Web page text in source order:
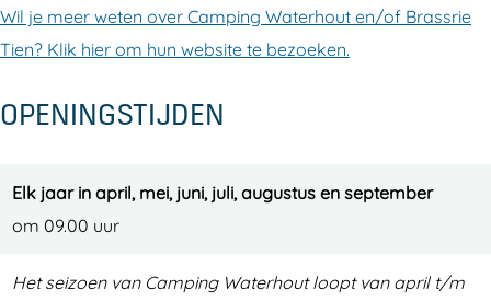
Wil je meer weten over Camping Waterhout en/of Brassrie
Tien? Klik hier om hun website te bezoeken.
OPENINGSTIJDEN
Elk jaar in april, mei, juni, juli, augustus en september
om 09.00 uur
Het seizoen van Camping Waterhout loopt van april t/m